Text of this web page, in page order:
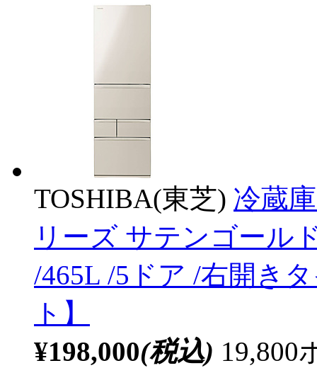
TOSHIBA(東芝) 冷蔵
リーズ サテンゴール
/465L /5ドア /右開き
ト】
¥198,000(税込) 19,800